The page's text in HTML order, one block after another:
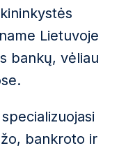
Lietuvoje
bankų, vėliau
bankroto ir